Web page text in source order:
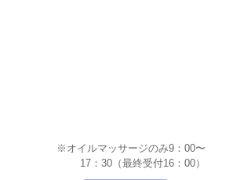
※オイルマッサージのみ9：00〜
17：30（最終受付16：00）